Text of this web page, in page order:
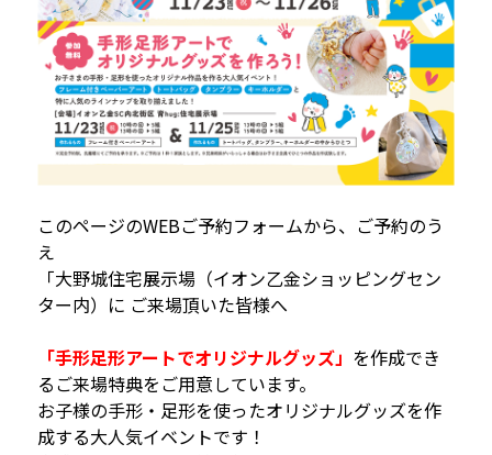
このページのWEBご予約フォームから、ご予約のう
え
「大野城住宅展示場（イオン乙金ショッピングセン
ター内）に ご来場頂いた皆様へ
「手形足形アートでオリジナルグッズ」 を作成でき
るご来場特典をご用意しています。
お子様の手形・足形を使ったオリジナルグッズを作
成する大人気イベントです！